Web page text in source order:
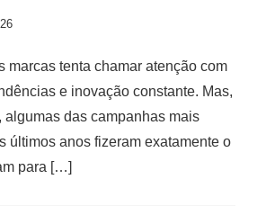
marcas tenta chamar atenção com
e inovação constante. Mas,
algumas das campanhas mais
últimos anos fizeram exatamente o
para […]